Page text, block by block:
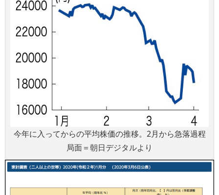
今年に入ってからの平均株価の推移。2月から急落過程
局面＝朝日デジタルより